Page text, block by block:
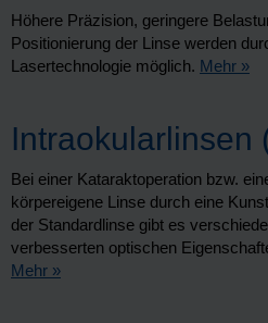
Höhere Präzision, geringere
Positionierung der Linse werden
Lasertechnologie möglich. Mehr »
Intraokularlinsen
Bei einer Kataraktoperation bzw.
körpereigene Linse durch eine
der Standardlinse gibt es
verbesserten optischen
Mehr »